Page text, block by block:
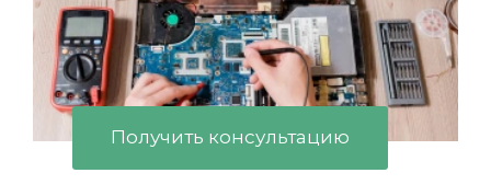
Получить консультацию